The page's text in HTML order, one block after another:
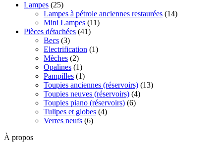
Lampes (25)
Lampes à pétrole anciennes restaurées (14)
Mini Lampes (11)
Pièces détachées (41)
Becs (3)
Electrification (1)
Mèches (2)
Opalines (1)
Pampilles (1)
Toupies anciennes (réservoirs) (13)
Toupies neuves (réservoirs) (4)
Toupies piano (réservoirs) (6)
Tulipes et globes (4)
Verres neufs (6)
À propos